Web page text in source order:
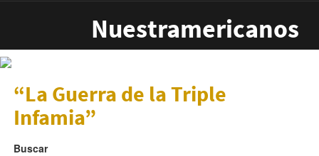
Nuestramericanos
“La Guerra de la Triple
Infamia”
Buscar